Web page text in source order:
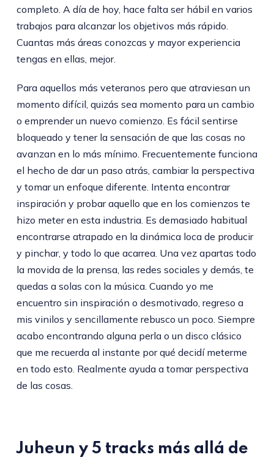
completo. A día de hoy, hace falta ser hábil en varios
trabajos para alcanzar los objetivos más rápido.
Cuantas más áreas conozcas y mayor experiencia
tengas en ellas, mejor.
Para aquellos más veteranos pero que atraviesan un
momento difícil, quizás sea momento para un cambio
o emprender un nuevo comienzo. Es fácil sentirse
bloqueado y tener la sensación de que las cosas no
avanzan en lo más mínimo. Frecuentemente funciona
el hecho de dar un paso atrás, cambiar la perspectiva
y tomar un enfoque diferente. Intenta encontrar
inspiración y probar aquello que en los comienzos te
hizo meter en esta industria. Es demasiado habitual
encontrarse atrapado en la dinámica loca de producir
y pinchar, y todo lo que acarrea. Una vez apartas todo
la movida de la prensa, las redes sociales y demás, te
quedas a solas con la música. Cuando yo me
encuentro sin inspiración o desmotivado, regreso a
mis vinilos y sencillamente rebusco un poco. Siempre
acabo encontrando alguna perla o un disco clásico
que me recuerda al instante por qué decidí meterme
en todo esto. Realmente ayuda a tomar perspectiva
de las cosas.
Juheun y 5 tracks más allá de